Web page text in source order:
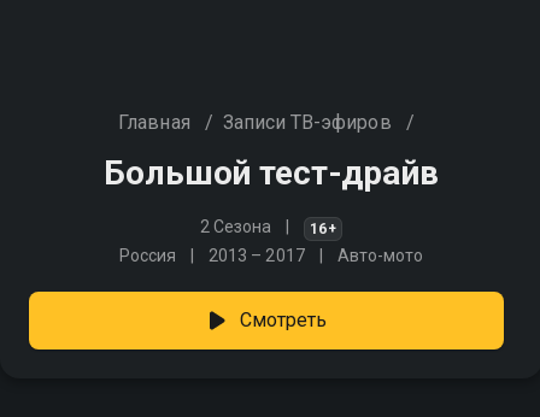
Главная / Записи ТВ-эфиров /
Большой тест-драйв
2 Сезона 16+
Россия 2013 – 2017 Авто-мото
Смотреть